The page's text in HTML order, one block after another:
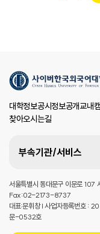
대학정보공시정보공개교내
찾아오시는길
부속기관/서비스
서울특별시 동대문구 이문로
Fax:02-2173-8737
대표:문휘창 | 사업자등록번호
문-0532호